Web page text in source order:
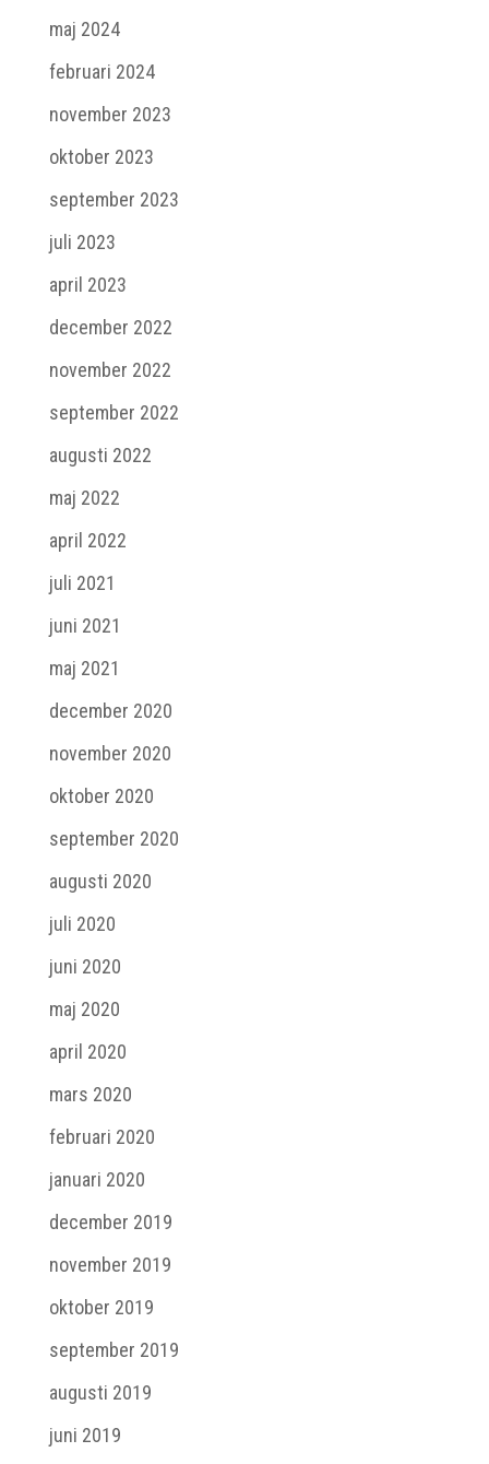
maj 2024
februari 2024
november 2023
oktober 2023
september 2023
juli 2023
april 2023
december 2022
november 2022
september 2022
augusti 2022
maj 2022
april 2022
juli 2021
juni 2021
maj 2021
december 2020
november 2020
oktober 2020
september 2020
augusti 2020
juli 2020
juni 2020
maj 2020
april 2020
mars 2020
februari 2020
januari 2020
december 2019
november 2019
oktober 2019
september 2019
augusti 2019
juni 2019